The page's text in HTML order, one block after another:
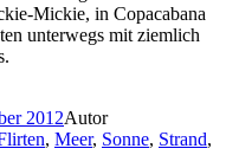
Mickie, in Copacabana
unterwegs mit ziemlich
2012Autor
, Meer, Sonne, Strand,